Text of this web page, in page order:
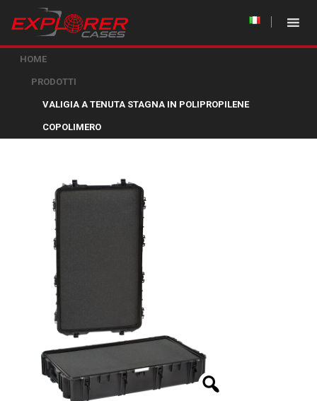
HOME
PRODOTTI
VALIGIA A TENUTA STAGNA IN POLIPROPILENE
COPOLIMERO